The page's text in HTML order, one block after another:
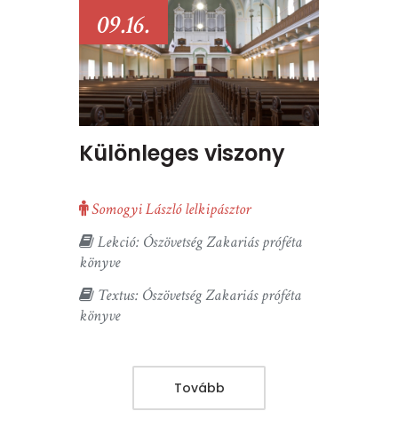
Különleges viszony
09.16.
Somogyi László lelkipásztor
Lekció: Ószövetség Zakariás próféta
könyve
Textus: Ószövetség Zakariás próféta
könyve
Tovább